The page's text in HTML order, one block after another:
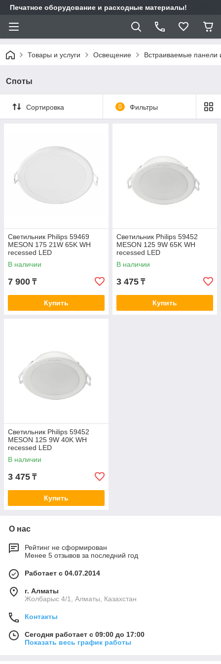
Печатное оборудование и расходные материалы!
Товары и услуги Освещение Встраиваемые панели
Споты
Сортировка 0 Фильтры
Светильник Philips 59469
MESON 175 21W 65K WH
recessed LED
В наличии
7 900 ₸
Купить
Светильник Philips 59452
MESON 125 9W 65K WH
recessed LED
В наличии
3 475 ₸
Купить
Светильник Philips 59452
MESON 125 9W 40K WH
recessed LED
В наличии
3 475 ₸
Купить
О нас
Рейтинг не сформирован
Менее 5 отзывов за последний год
Работает с 04.07.2014
г. Алматы
Жолбарыс 4/1, Алматы, Казахстан
Контакты
Сегодня работает с 09:00 до 17:00
Показать весь график работы